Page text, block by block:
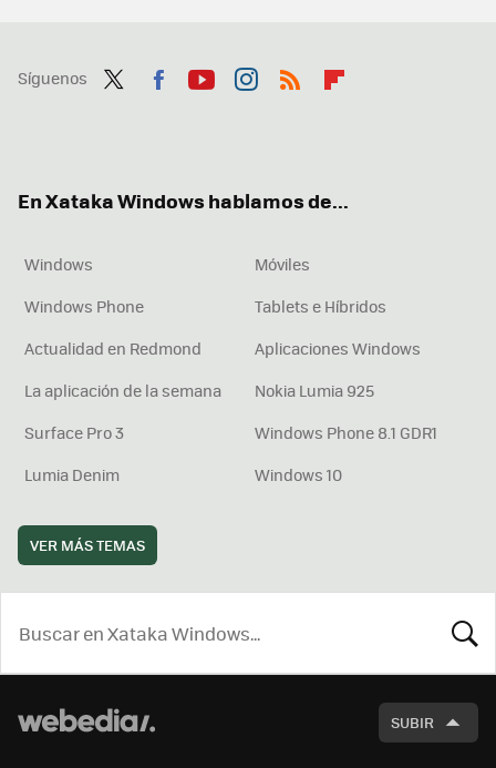
Síguenos
En Xataka Windows hablamos de...
Windows
Móviles
Windows Phone
Tablets e Híbridos
Actualidad en Redmond
Aplicaciones Windows
La aplicación de la semana
Nokia Lumia 925
Surface Pro 3
Windows Phone 8.1 GDR1
Lumia Denim
Windows 10
VER MÁS TEMAS
SUBIR